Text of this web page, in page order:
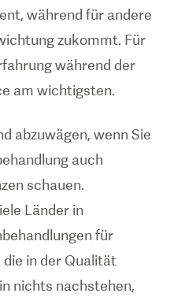
während für andere
zukommt. Für
während der
am wichtigsten.
abzuwägen, wenn Sie
auch
schauen.
Länder in
für
die in der Qualität
nichts nachstehen,